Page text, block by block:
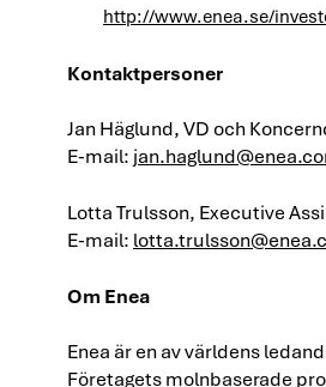
http://www.enea.se/
Kontaktpersoner
Jan Häglund, VD och
E-mail:
Lotta Trulsson, Executive
E-mail:
Om Enea
Enea är en av världens
Företagets molnbaserade